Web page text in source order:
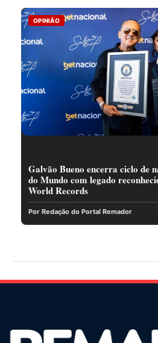
OPINIÃO
Galvão Bueno encerra ciclo de
do Mundo com legado
World Records
Por Redação do Portal Remador